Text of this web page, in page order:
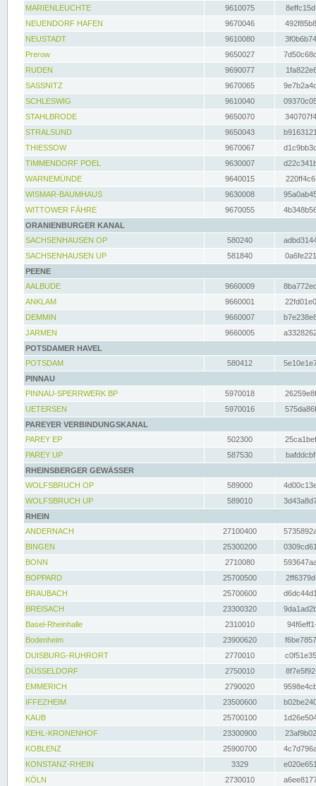
MARIENLEUCHTE
9610075
NEUENDORF HAFEN
9670046
NEUSTADT
9610080
Prerow
9650027
RUDEN
9690077
SASSNITZ
9670065
SCHLESWIG
9610040
STAHLBRODE
9650070
STRALSUND
9650043
THIESSOW
9670067
TIMMENDORF POEL
9630007
WARNEMÜNDE
9640015
WISMAR-BAUMHAUS
9630008
WITTOWER FÄHRE
9670055
ORANIENBURGER KANAL
SACHSENHAUSEN OP
580240
SACHSENHAUSEN UP
581840
PEENE
AALBUDE
9660009
ANKLAM
9660001
DEMMIN
9660007
JARMEN
9660005
POTSDAMER HAVEL
POTSDAM
580412
PINNAU
PINNAU-SPERRWERK BP
5970018
UETERSEN
5970016
PAREYER VERBINDUNGSKANAL
PAREY EP
502300
PAREY UP
587530
RHEINSBERGER GEWÄSSER
WOLFSBRUCH OP
589000
WOLFSBRUCH UP
589010
RHEIN
ANDERNACH
27100400
BINGEN
25300200
BONN
2710080
BOPPARD
25700500
BRAUBACH
25700600
BREISACH
23300320
Basel-Rheinhalle
2310010
Bodenheim
23900620
DUISBURG-RUHRORT
2770010
DÜSSELDORF
2750010
EMMERICH
2790020
IFFEZHEIM
23500600
KAUB
25700100
KEHL-KRONENHOF
23300900
KOBLENZ
25900700
KONSTANZ-RHEIN
3329
KÖLN
2730010